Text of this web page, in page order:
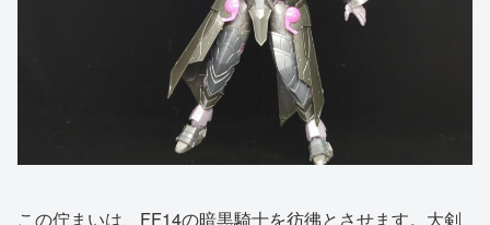
この佇まいは、FF14の暗黒騎士を彷彿とさせます。大剣